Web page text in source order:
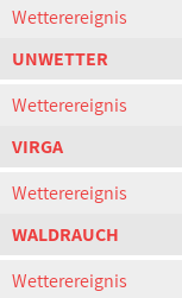
Wetterereignis
UNWETTER
Wetterereignis
VIRGA
Wetterereignis
WALDRAUCH
Wetterereignis